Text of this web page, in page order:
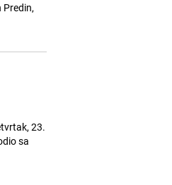
Predin,
23.
sa